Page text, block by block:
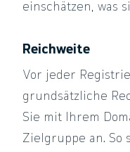
einschätzen, was
Reichweite
Vor jeder
grundsätzliche
Sie mit Ihrem
Zielgruppe an. So